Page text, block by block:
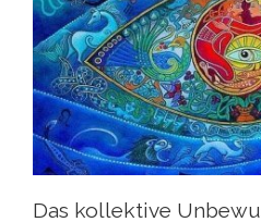
Das kollektive